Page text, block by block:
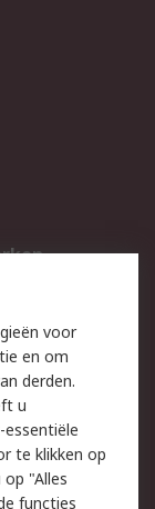
voor
en om
derden.
u
te klikken op
"Alles
functies